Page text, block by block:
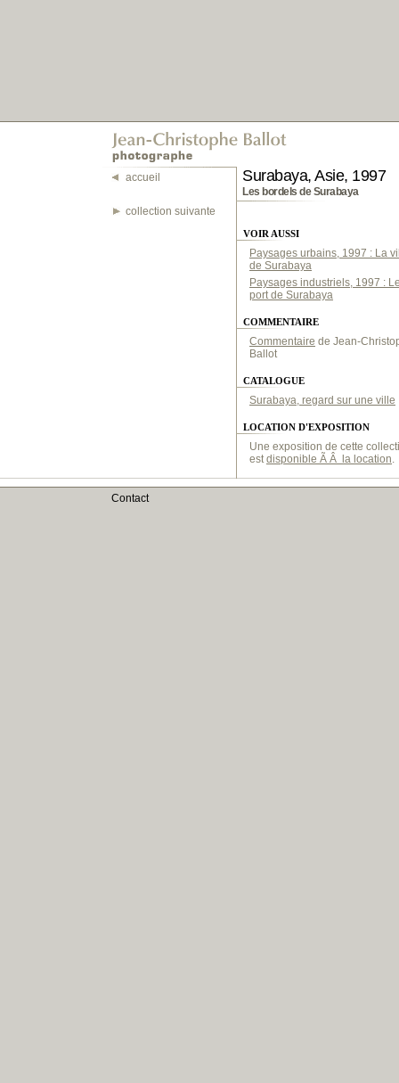
accueil
collection suivante
Surabaya, Asie, 1997
Les bordels de Surabaya
VOIR AUSSI
Paysages urbains, 1997 : La
de Surabaya
Paysages industriels, 1997 :
port de Surabaya
COMMENTAIRE
Commentaire de Jean-
Ballot
CATALOGUE
Surabaya, regard sur une ville
LOCATION D'EXPOSITION
Une exposition de cette
estdisponible Ã Â la location.
Contact